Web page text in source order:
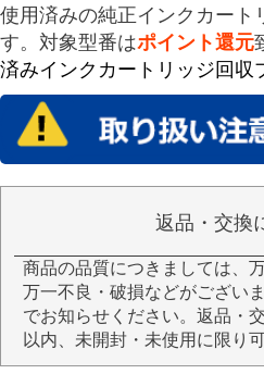
使用済みの純正インクカート
す。対象型番はポイント還元
済みインクカートリッジ回収
返品・交換
商品の品質につきましては、
万一不良・破損などがござい
でお知らせください。返品・
以内、未開封・未使用に限り可